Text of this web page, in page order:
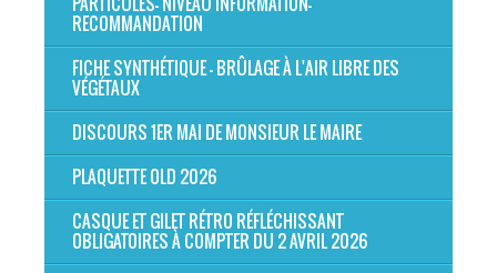
RECOMMANDATION
FICHE SYNTHÉTIQUE - BRÛLAGE À L'AIR LIBRE DES
VÉGÉTAUX
DISCOURS 1ER MAI DE MONSIEUR LE MAIRE
PLAQUETTE OLD 2026
CASQUE ET GILET RÉTRO RÉFLÉCHISSANT
OBLIGATOIRES À COMPTER DU 2 AVRIL 2026